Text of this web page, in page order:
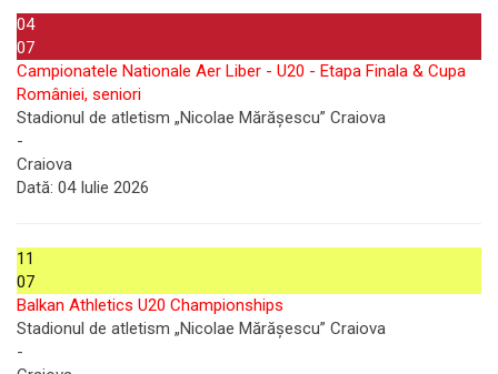
04
07
Campionatele Nationale Aer Liber - U20 - Etapa Finala & Cupa
României, seniori
Stadionul de atletism „Nicolae Mărășescu” Craiova
-
Craiova
Dată: 04 Iulie 2026
11
07
Balkan Athletics U20 Championships
Stadionul de atletism „Nicolae Mărășescu” Craiova
-